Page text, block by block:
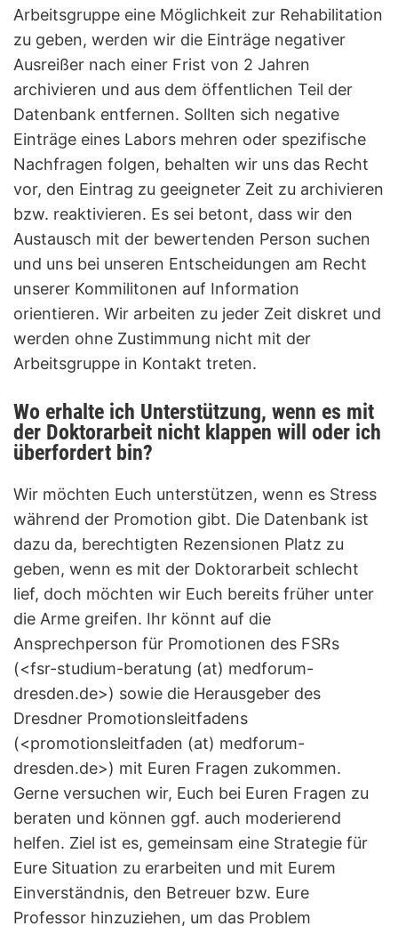
Arbeitsgruppe eine Möglichkeit zur Rehabilitation
zu geben, werden wir die Einträge negativer
Ausreißer nach einer Frist von 2 Jahren
archivieren und aus dem öffentlichen Teil der
Datenbank entfernen. Sollten sich negative
Einträge eines Labors mehren oder spezifische
Nachfragen folgen, behalten wir uns das Recht
vor, den Eintrag zu geeigneter Zeit zu archivieren
bzw. reaktivieren. Es sei betont, dass wir den
Austausch mit der bewertenden Person suchen
und uns bei unseren Entscheidungen am Recht
unserer Kommilitonen auf Information
orientieren. Wir arbeiten zu jeder Zeit diskret und
werden ohne Zustimmung nicht mit der
Arbeitsgruppe in Kontakt treten.
Wo erhalte ich Unterstützung, wenn es mit
der Doktorarbeit nicht klappen will oder ich
überfordert bin?
Wir möchten Euch unterstützen, wenn es Stress
während der Promotion gibt. Die Datenbank ist
dazu da, berechtigten Rezensionen Platz zu
geben, wenn es mit der Doktorarbeit schlecht
lief, doch möchten wir Euch bereits früher unter
die Arme greifen. Ihr könnt auf die
Ansprechperson für Promotionen des FSRs
(<fsr-studium-beratung (at) medforum-
dresden.de>) sowie die Herausgeber des
Dresdner Promotionsleitfadens
(<promotionsleitfaden (at) medforum-
dresden.de>) mit Euren Fragen zukommen.
Gerne versuchen wir, Euch bei Euren Fragen zu
beraten und können ggf. auch moderierend
helfen. Ziel ist es, gemeinsam eine Strategie für
Eure Situation zu erarbeiten und mit Eurem
Einverständnis, den Betreuer bzw. Eure
Professor hinzuziehen, um das Problem